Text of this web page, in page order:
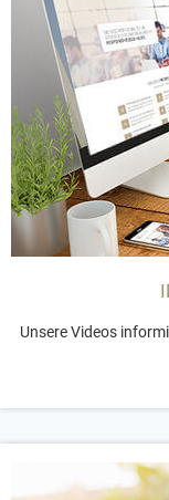
Unsere Videos